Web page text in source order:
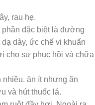
rau hẹ.
phần đặc biệt là đường
dày, ức chế vi khuẩn
cho sự phục hồi và chữa
ăn ít nhưng ăn
và hút thuốc lá.